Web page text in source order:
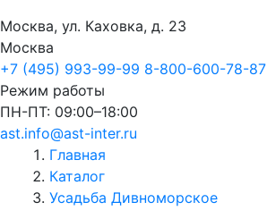
Москва, ул. Каховка, д. 23
Москва
+7 (495) 993-99-99 8-800-600-78-87
Режим работы
ПН-ПТ: 09:00–18:00
ast.info@ast-inter.ru
Главная
Каталог
Усадьба Дивноморское